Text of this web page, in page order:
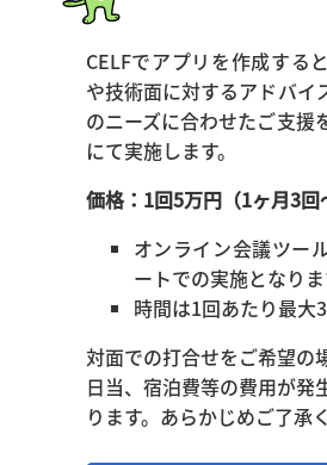
CELFでアプリを作成する
や技術面に対するアドバイ
のニーズに合わせたご支援
にて実施します。
価格：1回5万円（1ヶ月3回
オンライン会議ツー
ートでの実施となりま
時間は1回あたり最大3
対面での打合せをご希望の
日当、宿泊費等の費用が発
ります。あらかじめご了承